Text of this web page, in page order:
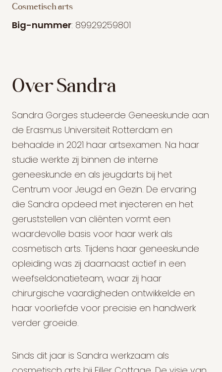
Over Sandra
Sandra Gorges studeerde Geneeskunde aan
de Erasmus Universiteit Rotterdam en
behaalde in 2021 haar artsexamen. Na haar
studie werkte zij binnen de interne
geneeskunde en als jeugdarts bij het
Centrum voor Jeugd en Gezin. De ervaring
die Sandra opdeed met injecteren en het
geruststellen van cliënten vormt een
waardevolle basis voor haar werk als
cosmetisch arts. Tijdens haar geneeskunde
opleiding was zij daarnaast actief in een
weefseldonatieteam, waar zij haar
chirurgische vaardigheden ontwikkelde en
haar voorliefde voor precisie en handwerk
verder groeide.
Sinds dit jaar is Sandra werkzaam als
Cosmetisch arts
Big-nummer: 89929259801